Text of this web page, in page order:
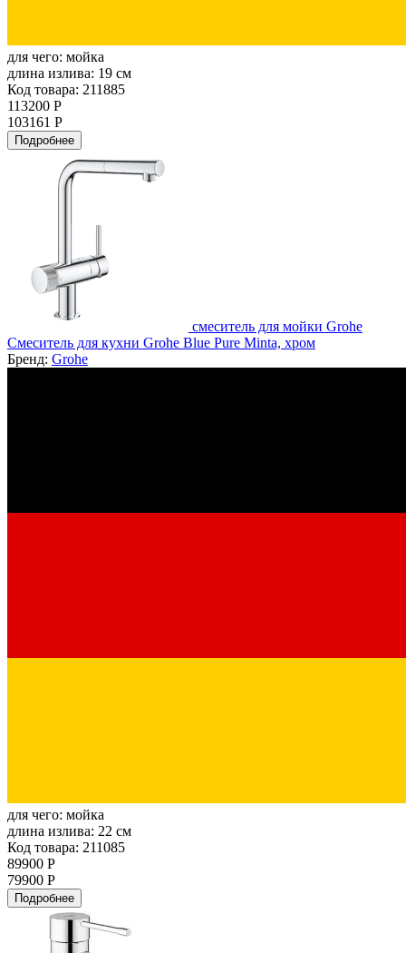
для чего: мойка
длина излива: 19 см
Код товара: 211885
113200 Р
103161 Р
Подробнее
смеситель для мойки Grohe
Смеситель для кухни Grohe Blue Pure Minta, хром
Бренд: Grohe
для чего: мойка
длина излива: 22 см
Код товара: 211085
89900 Р
79900 Р
Подробнее